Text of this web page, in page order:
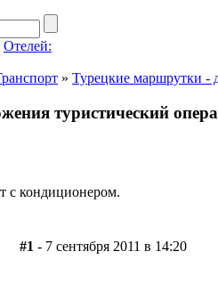
Отелей:
» Турецкие маршрутки -
туристический
с кондиционером.
#1 - 7 сентября 2011 в 14:20